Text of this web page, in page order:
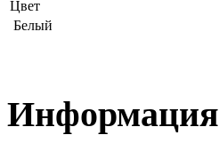
Цвет
Белый
Информация